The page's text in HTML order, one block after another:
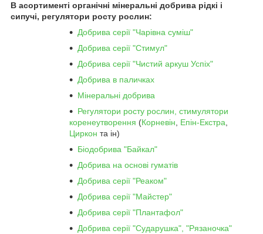
В асортименті органічні мінеральні добрива рідкі і
сипучі, регулятори росту рослин:
Добрива серії "Чарівна суміш"
Добрива серії "Стимул"
Добрива серії "Чистий аркуш Успіх"
Добрива в паличках
Мінеральні добрива
Регулятори росту рослин, стимулятори
коренеутворення (Корневін Епін-Екстра
Циркон та ін)
Біодобрива "Байкал"
Добрива на основі гуматів
Добрива серії "Реаком"
Добрива серії "Майстер"
Добрива серії "Плантафол"
Добрива серії "Сударушка", "Рязаночка"